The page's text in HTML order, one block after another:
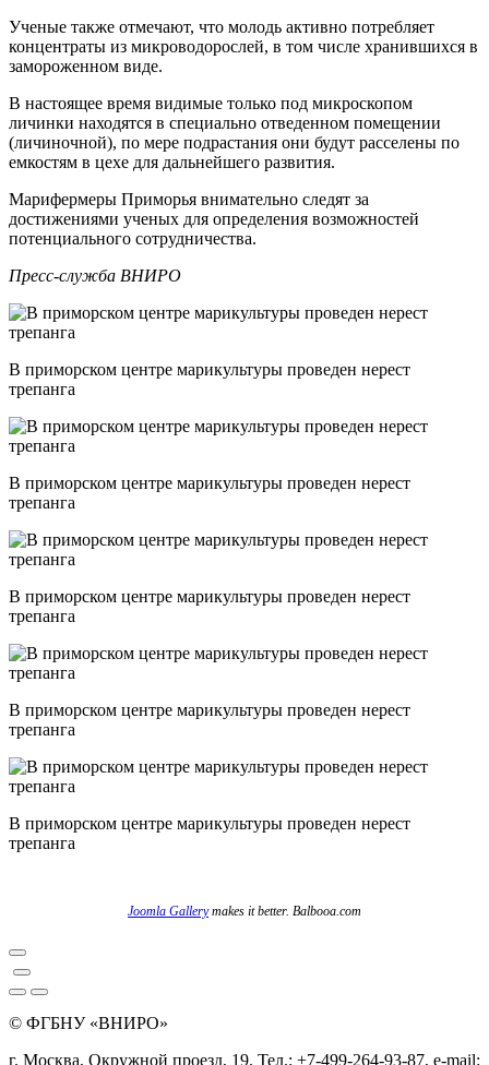
Ученые также отмечают, что молодь активно потребляет
концентраты из микроводорослей, в том числе хранившихся в
замороженном виде.
В настоящее время видимые только под микроскопом
личинки находятся в специально отведенном помещении
(личиночной), по мере подрастания они будут расселены по
емкостям в цехе для дальнейшего развития.
Марифермеры Приморья внимательно следят за
достижениями ученых для определения возможностей
потенциального сотрудничества.
Пресс-служба ВНИРО
В приморском центре марикультуры проведен нерест
трепанга
В приморском центре марикультуры проведен нерест
трепанга
В приморском центре марикультуры проведен нерест
трепанга
В приморском центре марикультуры проведен нерест
трепанга
В приморском центре марикультуры проведен нерест
трепанга
Joomla Gallerymakes it better. Balbooa.com
© ФГБНУ «ВНИРО»
г. Москва, Окружной проезд, 19. Тел.: +7-499-264-93-87, e-mail: